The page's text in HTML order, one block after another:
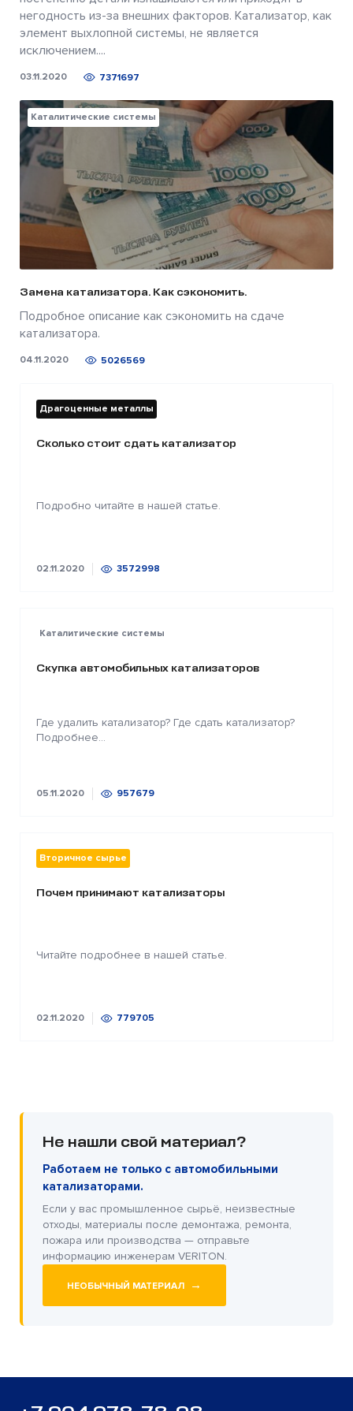
негодность из-за внешних факторов. Катализатор, как
элемент выхлопной системы, не является
исключением....
03.11.2020 7371697
Каталитические системы
Замена катализатора. Как сэкономить.
Подробное описание как сэкономить на сдаче
катализатора.
04.11.2020 5026569
Драгоценные металлы
Сколько стоит сдать катализатор
Подробно читайте в нашей статье.
02.11.2020 3572998
Каталитические системы
Скупка автомобильных катализаторов
Где удалить катализатор? Где сдать катализатор?
Подробнее...
05.11.2020 957679
Вторичное сырье
Почем принимают катализаторы
Читайте подробнее в нашей статье.
02.11.2020 779705
Не нашли свой материал?
Работаем не только с автомобильными
катализаторами.
Если у вас промышленное сырьё, неизвестные
отходы, материалы после демонтажа, ремонта,
пожара или производства — отправьте
информацию инженерам VERITON.
НЕОБЫЧНЫЙ МАТЕРИАЛ →